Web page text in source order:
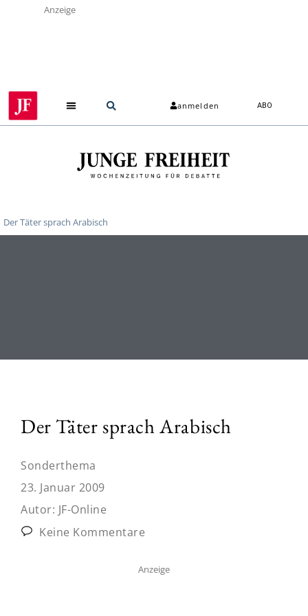
Anzeige
anmelden ABO
Der Täter sprach Arabisch
Der Täter sprach Arabisch
Sonderthema
23. Januar 2009
Autor: JF-Online
Keine Kommentare
Anzeige